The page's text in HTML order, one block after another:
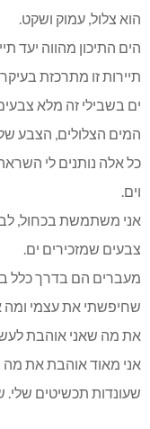
הוא צלול, עמוק ושקט.
הים התיכון מהווה יעד
תיירות זו מתרכזת
ים בשבילי זה מלא
המים הצלולים, הצבע
כל אלה נותנים לי
וים.
אני משתמשת בכחול,
צבעים שמזכירים ים.
מעברים הם בדרך כלל
שחיפשתי את עצמי ומה
את מה שאני אוהבת
אני מאוד אוהבת את מה
שעונדות תכשיטים שלי.